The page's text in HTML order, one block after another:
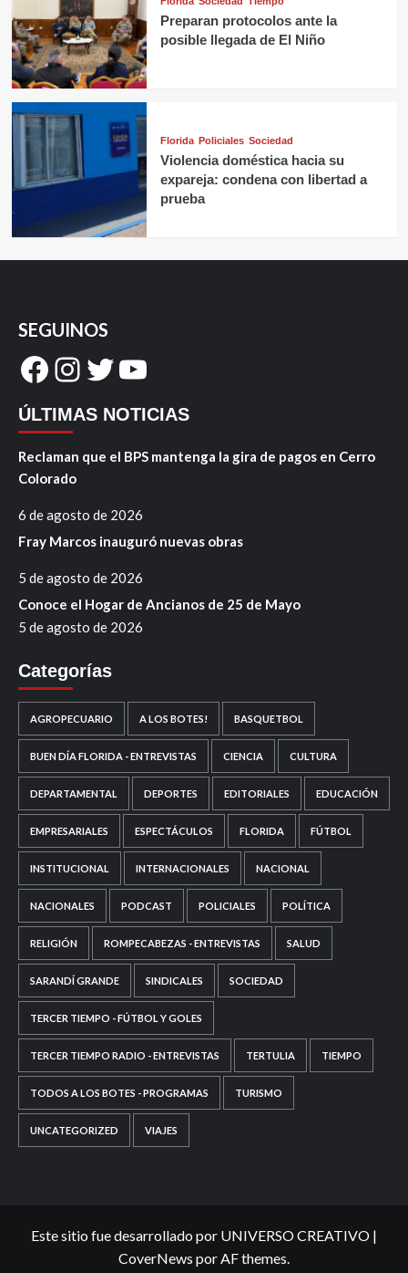
Preparan protocolos ante la
posible llegada de El Niño
Florida Policiales Sociedad
Violencia doméstica hacia su
expareja: condena con libertad a
prueba
SEGUINOS
Facebook
Instagram
Twitter
YouTube
ÚLTIMAS NOTICIAS
Reclaman que el BPS mantenga la gira de pagos en Cerro
Colorado
6 de agosto de 2026
Fray Marcos inauguró nuevas obras
5 de agosto de 2026
Conoce el Hogar de Ancianos de 25 de Mayo
5 de agosto de 2026
Categorías
AGROPECUARIO A LOS BOTES! BASQUETBOL
BUEN DÍA FLORIDA - ENTREVISTAS CIENCIA CULTURA
DEPARTAMENTAL DEPORTES EDITORIALES EDUCACIÓN
EMPRESARIALES ESPECTÁCULOS FLORIDA FÚTBOL
INSTITUCIONAL INTERNACIONALES NACIONAL
NACIONALES PODCAST POLICIALES POLÍTICA
RELIGIÓN ROMPECABEZAS - ENTREVISTAS SALUD
SARANDÍ GRANDE SINDICALES SOCIEDAD
TERCER TIEMPO - FÚTBOL Y GOLES
TERCER TIEMPO RADIO - ENTREVISTAS TERTULIA TIEMPO
TODOS A LOS BOTES - PROGRAMAS TURISMO
UNCATEGORIZED VIAJES
Este sitio fue desarrollado por UNIVERSO CREATIVO |
CoverNews por AF themes.